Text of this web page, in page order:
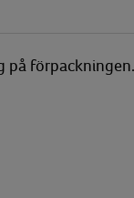
på förpackningen.